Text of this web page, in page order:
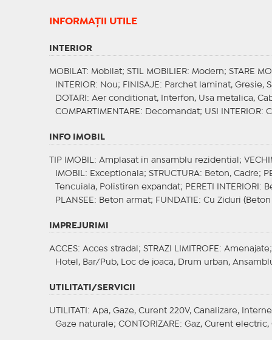
INFORMAŢII UTILE
INTERIOR
MOBILAT : Mobilat; STIL MOBILIER: Modern; STARE
INTERIOR: Nou; FINISAJE : Parchet laminat, Gresie,
DOTARI : Aer conditionat, Interfon, Usa metalica,
COMPARTIMENTARE : Decomandat; USI INTERIOR:
INFO IMOBIL
TIP IMOBIL : Amplasat in ansamblu rezidential;
IMOBIL
: Exceptionala; STRUCTURA: Beton, Cadre;
Tencuiala, Polistiren expandat; PERETI INTERIORI :
PLANSEE : Beton armat; FUNDATIE : Cu Ziduri
IMPREJURIMI
ACCES: Acces stradal; STRAZI LIMITROFE :
Hotel, Bar/Pub, Loc de joaca, Drum urban,
UTILITATI/SERVICII
UTILITATI
: Apa, Gaze, Curent 220V, Canalizare,
Gaze naturale; CONTORIZARE : Gaz, Curent